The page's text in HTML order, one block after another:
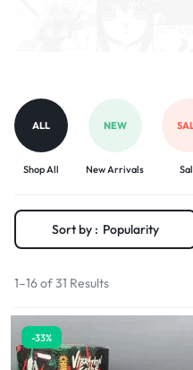
ALL
Shop All
NEW
New Arrivals
Sort by : Popularity
1–16 of 31 Results
-33%